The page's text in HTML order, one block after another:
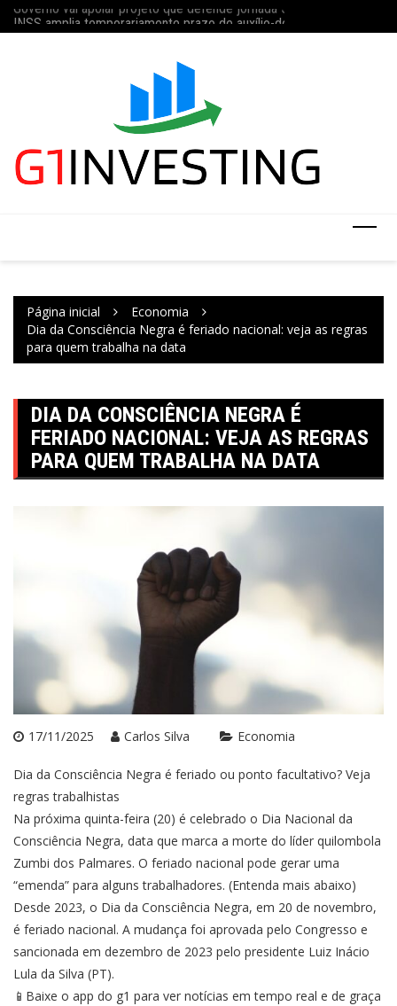
para
INSS amplia temporariamente prazo de auxílio-doença sem perícia;
Página inicial
Economia
Dia da Consciência Negra é feriado nacional: veja as regras
para quem trabalha na data
DIA DA CONSCIÊNCIA NEGRA É
FERIADO NACIONAL: VEJA AS REGRAS
PARA QUEM TRABALHA NA DATA
17/11/2025 Carlos Silva Economia
Dia da Consciência Negra é feriado ou ponto facultativo? Veja
regras trabalhistas
Na próxima quinta-feira (20) é celebrado o Dia Nacional da
Consciência Negra, data que marca a morte do líder quilombola
Zumbi dos Palmares. O feriado nacional pode gerar uma
“emenda” para alguns trabalhadores. (Entenda mais abaixo)
Desde 2023, o Dia da Consciência Negra, em 20 de novembro,
é feriado nacional. A mudança foi aprovada pelo Congresso e
sancionada em dezembro de 2023 pelo presidente Luiz Inácio
Lula da Silva (PT).
📱Baixe o app do g1 para ver notícias em tempo real e de graça